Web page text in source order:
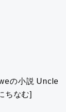
の小説 Uncle
ちなむ]